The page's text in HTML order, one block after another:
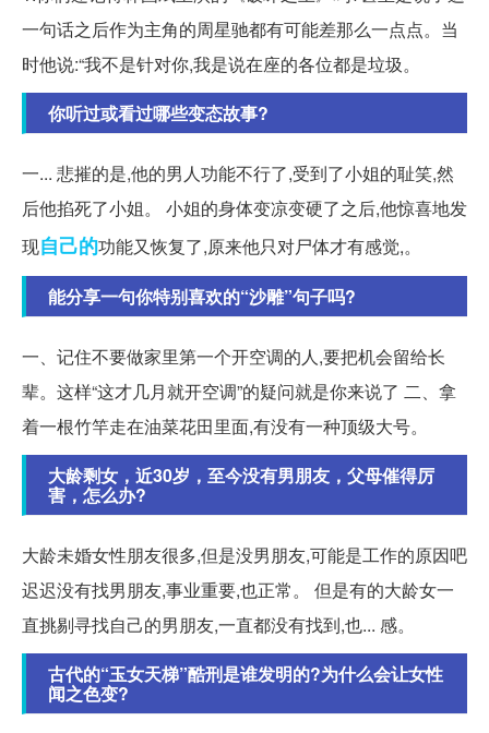
一句话之后作为主角的周星驰都有可能差那么一点点。当
时他说:“我不是针对你,我是说在座的各位都是垃圾。
你听过或看过哪些变态故事?
一... 悲摧的是,他的男人功能不行了,受到了小姐的耻笑,然
后他掐死了小姐。 小姐的身体变凉变硬了之后,他惊喜地发
现自己的功能又恢复了,原来他只对尸体才有感觉,。
能分享一句你特别喜欢的“沙雕”句子吗?
一、记住不要做家里第一个开空调的人,要把机会留给长
辈。这样“这才几月就开空调”的疑问就是你来说了 二、拿
着一根竹竿走在油菜花田里面,有没有一种顶级大号。
大龄剩女，近30岁，至今没有男朋友，父母催得厉
害，怎么办?
大龄未婚女性朋友很多,但是没男朋友,可能是工作的原因吧
迟迟没有找男朋友,事业重要,也正常。 但是有的大龄女一
直挑剔寻找自己的男朋友,一直都没有找到,也... 感。
古代的“玉女天梯”酷刑是谁发明的?为什么会让女性
闻之色变?